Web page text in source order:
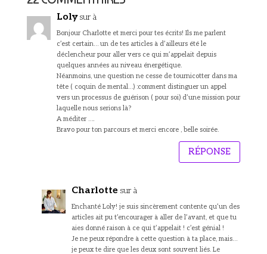
Loly sur à
Bonjour Charlotte et merci pour tes écrits! Ils me parlent
c’est certain… un de tes articles à d’ailleurs été le
déclencheur pour aller vers ce qui m’appelait depuis
quelques années au niveau énergétique.
Néanmoins, une question ne cesse de tournicotter dans ma
tête ( coquin de mental…) :comment distinguer un appel
vers un processus de guérison ( pour soi) d’une mission pour
laquelle nous serions là?
A méditer ….
Bravo pour ton parcours et merci encore , belle soirée.
RÉPONSE
Charlotte sur à
Enchanté Loly! je suis sincèrement contente qu’un des
articles ait pu t’encourager à aller de l’avant, et que tu
aies donné raison à ce qui t’appelait ! c’est génial !
Je ne peux répondre à cette question à ta place, mais…
je peux te dire que les deux sont souvent liés. Le